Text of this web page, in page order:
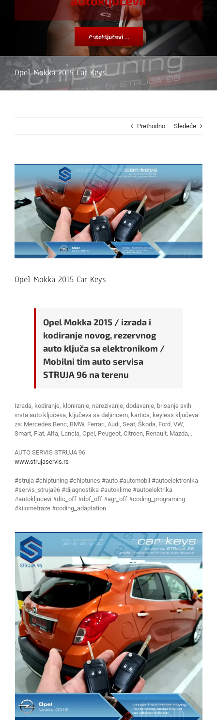
Autoključevi ...
Opel Mokka 2015 Car Keys
Prethodno Sledeće
Opel Mokka 2015 Car Keys
Opel Mokka 2015 / izrada i
kodiranje novog, rezervnog
auto ključa sa elektronikom /
Mobilni tim auto servisa
STRUJA 96 na terenu
Izrada, kodiranje, kloniranje, narezivanje, dodavanje, brisanje svih
vrsta auto ključeva, ključeva sa daljincem, kartica, keyless ključeva
za: Mercedes Benc, BMW, Ferrari, Audi, Seat, Škoda, Ford, VW,
Smart, Fiat, Alfa, Lancia, Opel, Peugeot, Citroen, Renault, Mazda,..
AUTO SERVIS STRUJA 96
www.strujaservis.rs
#struja #chiptuning #chiptunes #auto #automobil #autoelektronika
#servis_struja96 #dijagnostika #autoklime #autoelektrika
#autokljucevi #dtc_off #dpf_off #agr_off #coding_programing
#kilometraze #coding_adaptation